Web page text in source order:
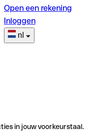
Open een rekening
Inloggen
nl
in jouw voorkeurstaal.